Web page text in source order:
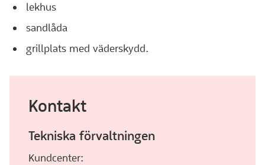
lekhus
sandlåda
grillplats med väderskydd.
Kontakt
Tekniska förvaltningen
Kundcenter: